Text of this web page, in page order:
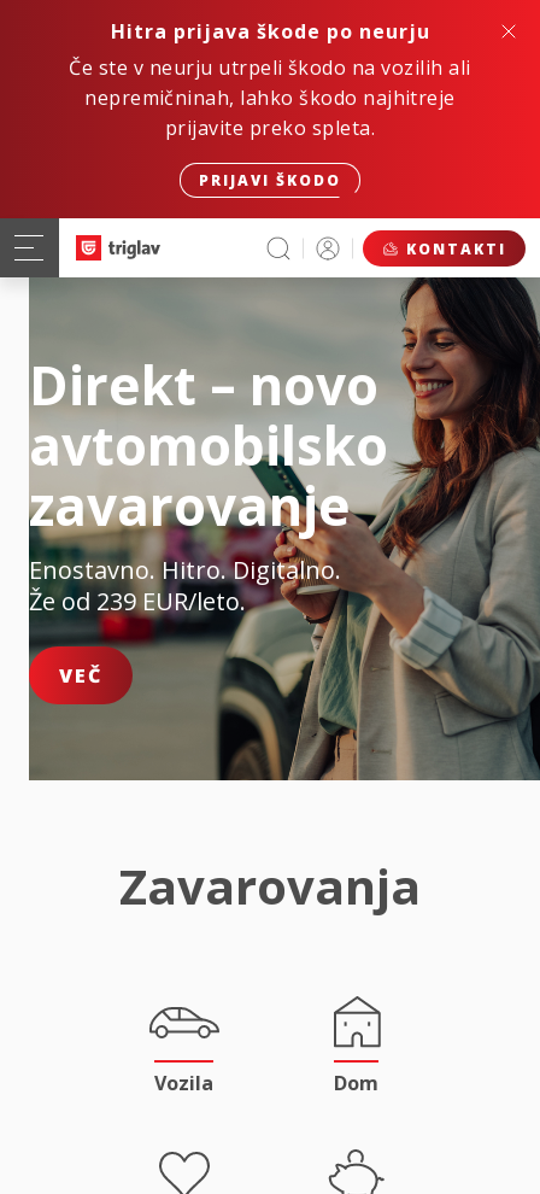
Hitra prijava škode po neurju
Če ste v neurju utrpeli škodo na vozilih ali
nepremičninah, lahko škodo najhitreje
prijavite preko spleta.
PRIJAVI ŠKODO
KONTAKTI
Direkt – novo
avtomobilsko
zavarovanje
Enostavno. Hitro. Digitalno.
Že od 239 EUR/leto.
VEČ
Zavarovanja
Vozila Dom